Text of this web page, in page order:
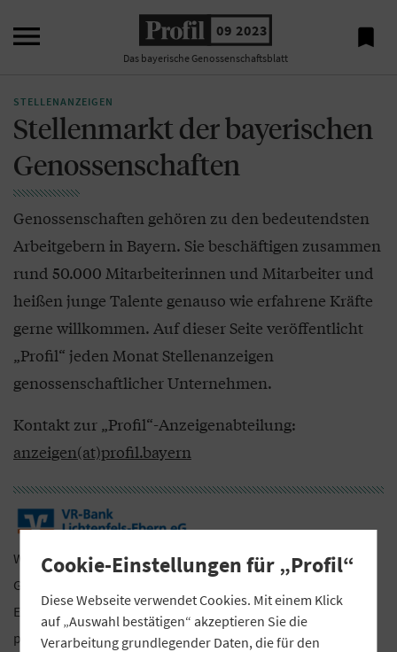
 09 2023
Das bayerische Genossenschaftsblatt

STELLENANZEIGEN
Stellenmarkt der bayerischen
Genossenschaften
Genossenschaften gehören zu den bedeutendsten
Arbeitgebern in Bayern. Sie beschäftigen zusammen
rund 50.000 Mitarbeiterinnen und Mitarbeiter und
heißen junge Talente genauso wie erfahrene Kräfte
gerne willkommen. Auf dieser Seite veröffentlicht
„Profil“ jeden Monat Stellenanzeigen
genossenschaftlicher Unternehmen.
Kontakt zur „Profil“-Anzeigenabteilung:
anzeigen(at)profil.bayern
Wir, die VR-Bank Lichtenfels-Ebern eG, sind eine regionale
Genossenschaftsbank im Bereich Lichtenfels, Coburg und
Ebern. Unsere Werte wie Fairness und Transparenz, die
persönliche Nähe zum Kunden und die Verantwortung für
Cookie-Einstellungen für „Profil“
Diese Webseite verwendet Cookies. Mit einem Klick
auf „Auswahl bestätigen“ akzeptieren Sie die
Verarbeitung grundlegender Daten, die für den